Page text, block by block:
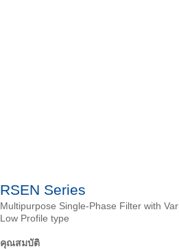
RSEN Series
Multipurpose Single-Phase Filter with
Low Profile type
คุณสมบัติ